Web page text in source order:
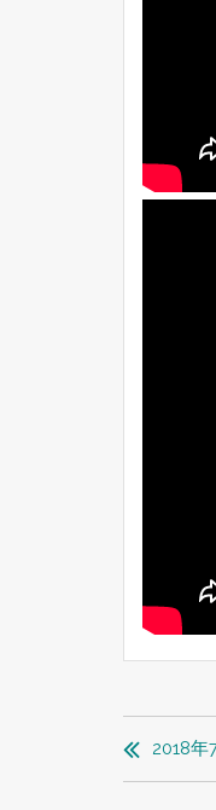
投
稿
ナ
2018年